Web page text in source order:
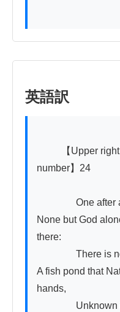
英語訳
number】24
One after
None but God
there:
There is no
A fish pond that
hands,
Unknown to